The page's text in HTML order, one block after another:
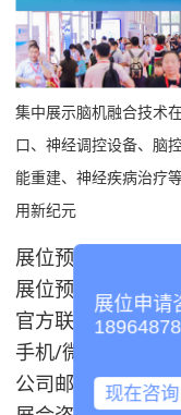
集中展示脑机融合技术
口、神经调控设备、脑
能重建、神经疾病治疗
用新纪元
展位预定申请及广
展位预定：
官方联系人：杨浩
手机/微信：189
公司邮件：
展位申请
现在咨询